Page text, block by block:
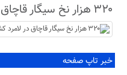
۳۲۰ هزار نخ سیگار قاچاق در لامرد کشف شد
خبر تاپ صفحه